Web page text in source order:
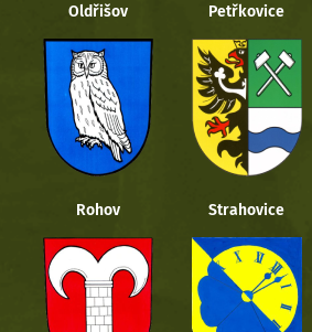
Oldřišov Petřkovice
Rohov Strahovice